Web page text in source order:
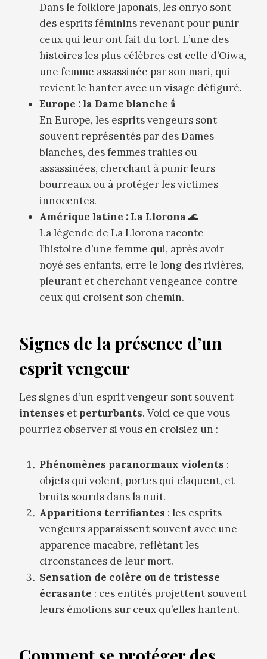
Dans le folklore japonais, les onryō sont
des esprits féminins revenant pour punir
ceux qui leur ont fait du tort. L’une des
histoires les plus célèbres est celle d’Oiwa,
une femme assassinée par son mari, qui
revient le hanter avec un visage défiguré.
Europe : la Dame blanche 🕯️
En Europe, les esprits vengeurs sont
souvent représentés par des Dames
blanches, des femmes trahies ou
assassinées, cherchant à punir leurs
bourreaux ou à protéger les victimes
innocentes.
Amérique latine : La Llorona 🌊
La légende de La Llorona raconte
l’histoire d’une femme qui, après avoir
noyé ses enfants, erre le long des rivières,
pleurant et cherchant vengeance contre
ceux qui croisent son chemin.
Signes de la présence d’un
esprit vengeur
Les signes d’un esprit vengeur sont souvent
intenses et perturbants. Voici ce que vous
pourriez observer si vous en croisiez un :
Phénomènes paranormaux violents :
objets qui volent, portes qui claquent, et
bruits sourds dans la nuit.
Apparitions terrifiantes : les esprits
vengeurs apparaissent souvent avec une
apparence macabre, reflétant les
circonstances de leur mort.
Sensation de colère ou de tristesse
écrasante : ces entités projettent souvent
leurs émotions sur ceux qu’elles hantent.